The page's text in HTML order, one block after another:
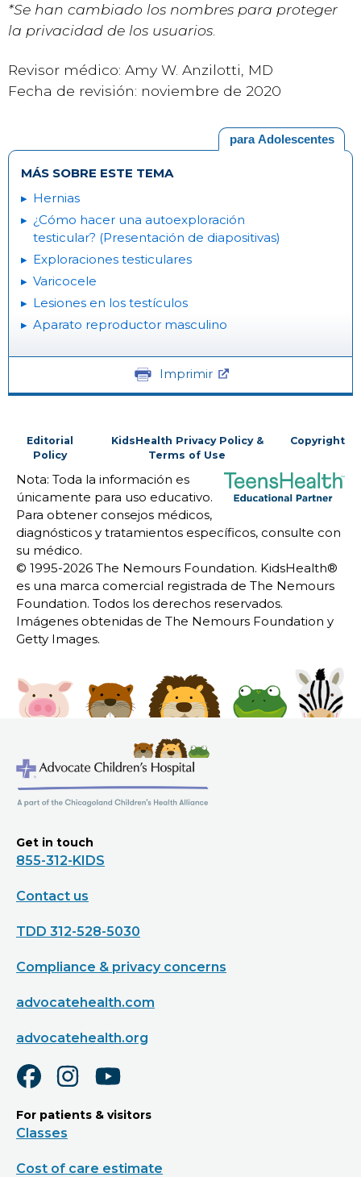
*Se han cambiado los nombres para proteger
la privacidad de los usuarios
Revisor médico: Amy W. Anzilotti, MD
Fecha de revisión: noviembre de 2020
para Adolescentes
MÁS SOBRE ESTE TEMA
Hernias
¿Cómo hacer una autoexploración
testicular? (Presentación de diapositivas)
Exploraciones testiculares
Varicocele
Lesiones en los testículos
Aparato reproductor masculino
Imprimir
Editorial
Policy
KidsHealth Privacy Policy &
Terms of Use
Copyright
Nota: Toda la información es
únicamente para uso educativo.
Para obtener consejos médicos,
diagnósticos y tratamientos específicos, consulte con
su médico.
© 1995-2026 The Nemours Foundation. KidsHealth®
es una marca comercial registrada de The Nemours
Foundation. Todos los derechos reservados.
Imágenes obtenidas de The Nemours Foundation y
Getty Images.
Get in touch
855-312-KIDS
Contact us
TDD 312-528-5030
Compliance & privacy concerns
advocatehealth.com
advocatehealth.org
For patients & visitors
Classes
Cost of care estimate